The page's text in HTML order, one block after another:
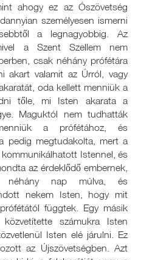
ahogy ez az Ószövetség
személyesen ismerni
a legnagyobbig. Az
a Szent Szellem nem
csak néhány prófétára
akart valamit az Úrról, vagy
oda kellett menniük a
tőle, mi Isten akarata a
Maguktól nem tudhatták
a prófétához, és
pedig megtudakolta, mert a
Istennel, és
az érdeklődő embernek,
néhány nap múlva, és
nekem Isten, hogy mit
függtek. Egy másik
számukra Isten
Isten elé járulni. Ez
az Újszövetségben. Azt